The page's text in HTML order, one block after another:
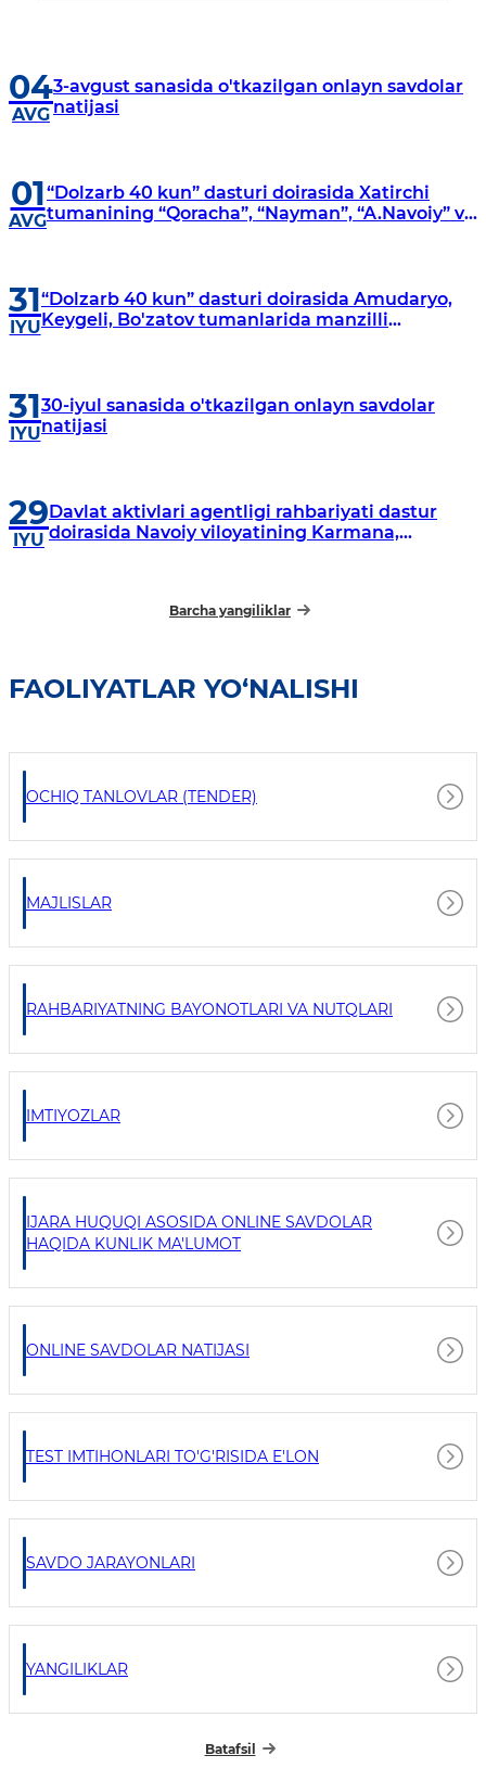
04
AVG
3-avgust sanasida o'tkazilgan onlayn savdolar
natijasi
01
AVG
“Dolzarb 40 kun” dasturi doirasida Xatirchi
tumanining “Qoracha”, “Nayman”, “A.Navoiy” va
31
IYU
“Dolzarb 40 kun” dasturi doirasida Amudaryo,
Keygeli, Bo'zatov tumanlarida manzilli
31
IYU
30-iyul sanasida o'tkazilgan onlayn savdolar
natijasi
29
IYU
Davlat aktivlari agentligi rahbariyati dastur
doirasida Navoiy viloyatining Karmana,
Barcha yangiliklar
FAOLIYATLAR YO‘NALISHI
OCHIQ TANLOVLAR (TENDER)
MAJLISLAR
RAHBARIYATNING BAYONOTLARI VA NUTQLARI
IMTIYOZLAR
IJARA HUQUQI ASOSIDA ONLINE SAVDOLAR
HAQIDA KUNLIK MA'LUMOT
ONLINE SAVDOLAR NATIJASI
TEST IMTIHONLARI TO'G'RISIDA E'LON
SAVDO JARAYONLARI
YANGILIKLAR
Batafsil